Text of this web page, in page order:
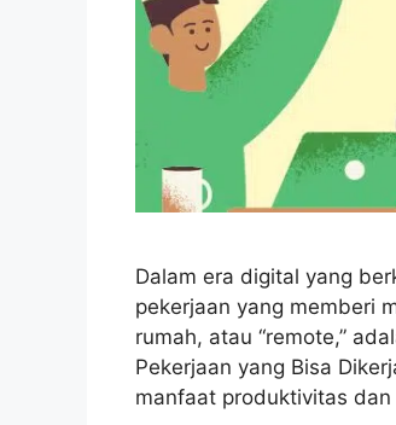
Dalam era digital yang
pekerjaan yang memberi
rumah, atau “remote,”
Pekerjaan yang Bisa
manfaat produktivitas